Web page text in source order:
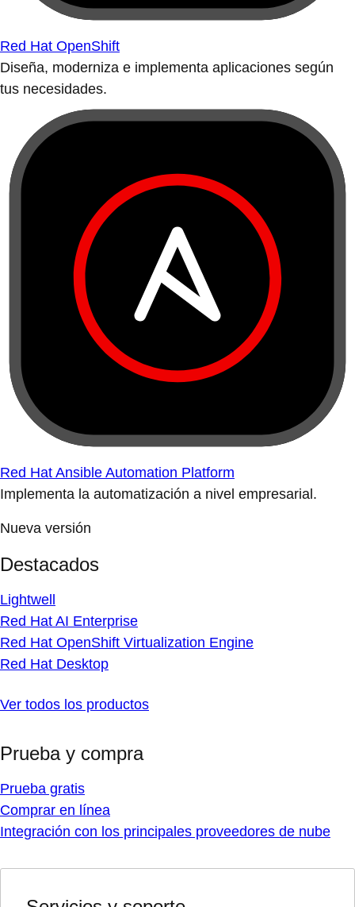
Red Hat OpenShift
Diseña, moderniza e implementa aplicaciones según
tus necesidades.
Red Hat Ansible Automation Platform
Implementa la automatización a nivel empresarial.
Nueva versión
Destacados
Lightwell
Red Hat AI Enterprise
Red Hat OpenShift Virtualization Engine
Red Hat Desktop
Ver todos los productos
Prueba y compra
Prueba gratis
Comprar en línea
Integración con los principales proveedores de nube